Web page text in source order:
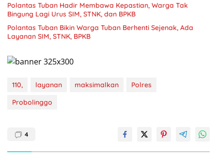
Polantas Tuban Hadir Membawa Kepastian, Warga Tak
Bingung Lagi Urus SIM, STNK, dan BPKB
Polantas Tuban Bikin Warga Tuban Berhenti Sejenak, Ada
Layanan SIM, STNK, BPKB
110, layanan maksimalkan
Polres
Probolinggo
4